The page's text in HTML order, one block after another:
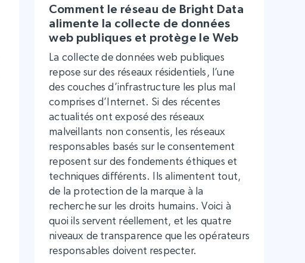
Comment le réseau de Bright Data
alimente la collecte de données
web publiques et protège le Web
La collecte de données web publiques
repose sur des réseaux résidentiels, l’une
des couches d’infrastructure les plus mal
comprises d’Internet. Si des récentes
actualités ont exposé des réseaux
malveillants non consentis, les réseaux
responsables basés sur le consentement
reposent sur des fondements éthiques et
techniques différents. Ils alimentent tout,
de la protection de la marque à la
recherche sur les droits humains. Voici à
quoi ils servent réellement, et les quatre
niveaux de transparence que les opérateurs
responsables doivent respecter.